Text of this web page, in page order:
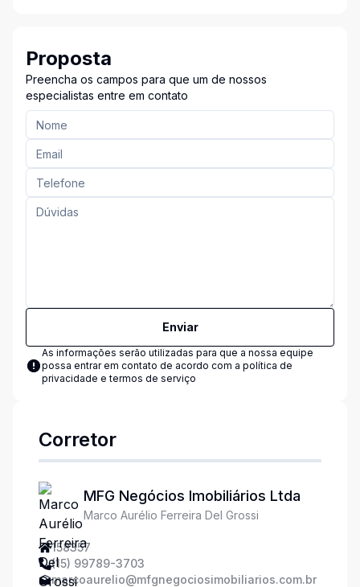
Proposta
Preencha os campos para que um de nossos
especialistas entre em contato
Enviar
As informações serão utilizadas para que a nossa equipe
possa entrar em contato de acordo com a política de
privacidade e termos de serviço
Corretor
MFG Negócios Imobiliários Ltda
Marco Aurélio Ferreira Del Grossi
158357
(15) 99789-3703
marcoaurelio@mfgnegociosimobiliarios.com.br